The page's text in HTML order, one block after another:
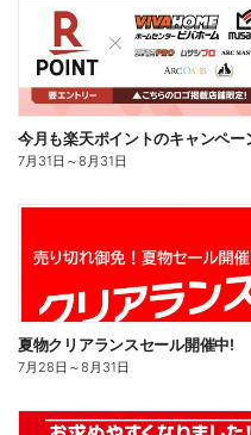
7月31日 ～8月31日
夏物クリアランスセール開催中!
7月28日 ～8月31日